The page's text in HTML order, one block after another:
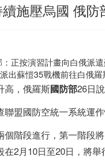
施壓烏國 俄
出蘇愷35戰機前往白俄羅
高，俄羅斯國防部26日
聯盟國防空統一系統運
個階段進行，第一階段
在2月10日至20日，將